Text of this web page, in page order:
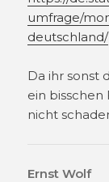
umfrage/
deutschland/
Da ihr sonst
ein
nicht
Ernst Wolf